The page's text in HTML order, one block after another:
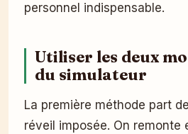
personnel indispensable.
Utiliser les deux
du simulateur
La première méthode part
réveil imposée. On remonte